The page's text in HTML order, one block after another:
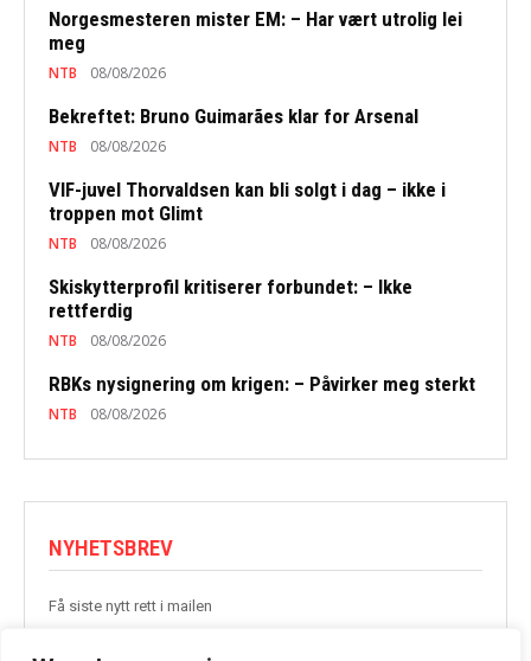
Norgesmesteren mister EM: – Har vært utrolig lei
meg
NTB 08/08/2026
Bekreftet: Bruno Guimarães klar for Arsenal
NTB 08/08/2026
VIF-juvel Thorvaldsen kan bli solgt i dag – ikke i
troppen mot Glimt
NTB 08/08/2026
Skiskytterprofil kritiserer forbundet: – Ikke
rettferdig
NTB 08/08/2026
RBKs nysignering om krigen: – Påvirker meg sterkt
NTB 08/08/2026
NYHETSBREV
Få siste nytt rett i mailen